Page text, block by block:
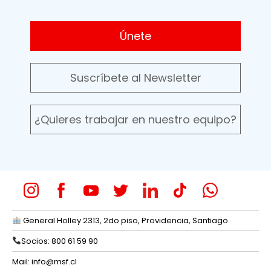
Únete
Suscríbete al Newsletter
¿Quieres trabajar en nuestro equipo?
General Holley 2313, 2do piso, Providencia, Santiago
Socios: 800 61 59 90
Mail: info@msf.cl